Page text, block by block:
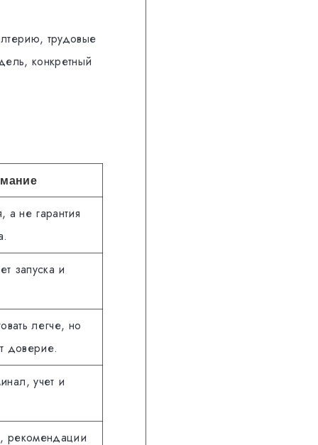
трудовые
конкретный
а не гарантия
запуска и
легче, но
доверие.
учет и
рекомендации